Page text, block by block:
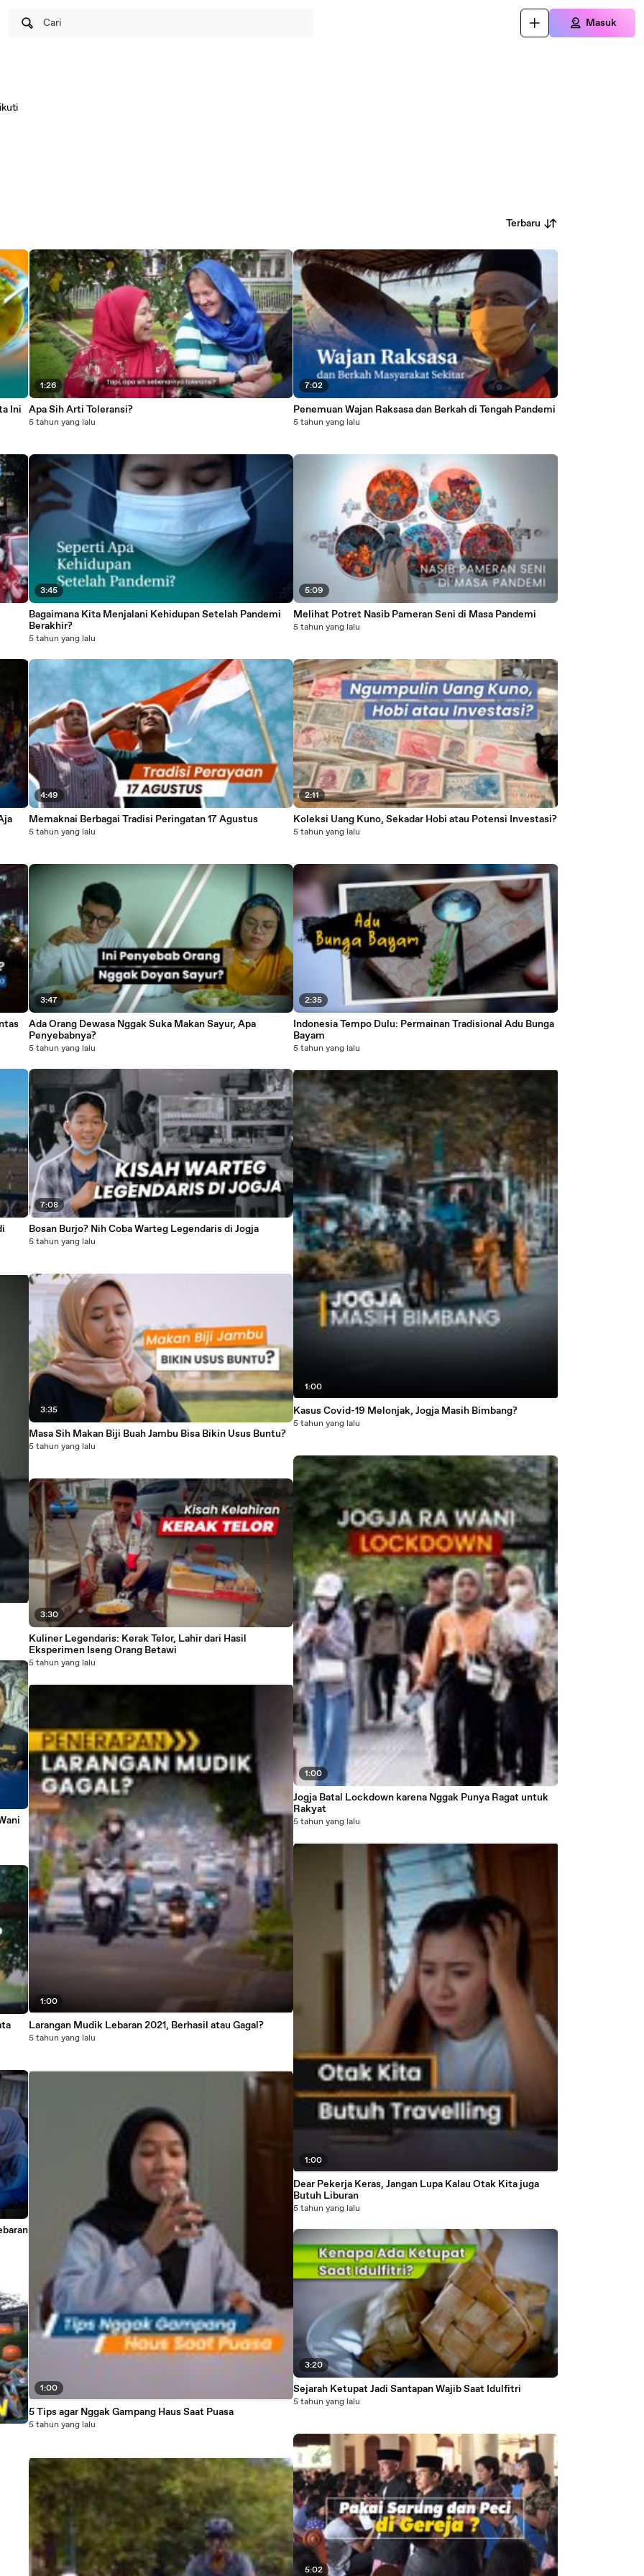
Cari Masuk
Terbaru
Ini
1:26
Apa Sih Arti Toleransi?
5 tahun yang lalu
3:45
Bagaimana Kita Menjalani Kehidupan Setelah Pandemi
Berakhir?
5 tahun yang lalu
4:49
Memaknai Berbagai Tradisi Peringatan 17 Agustus
5 tahun yang lalu
3:47
Ada Orang Dewasa Nggak Suka Makan Sayur, Apa
Penyebabnya?
5 tahun yang lalu
7:08
Bosan Burjo? Nih Coba Warteg Legendaris di Jogja
5 tahun yang lalu
3:35
Masa Sih Makan Biji Buah Jambu Bisa Bikin Usus Buntu?
5 tahun yang lalu
3:30
Kuliner Legendaris: Kerak Telor, Lahir dari Hasil
Eksperimen Iseng Orang Betawi
5 tahun yang lalu
1:00
Larangan Mudik Lebaran 2021, Berhasil atau Gagal?
5 tahun yang lalu
1:00
5 Tips agar Nggak Gampang Haus Saat Puasa
5 tahun yang lalu
7:02
Penemuan Wajan Raksasa dan Berkah di Tengah Pandemi
5 tahun yang lalu
5:09
Melihat Potret Nasib Pameran Seni di Masa Pandemi
5 tahun yang lalu
2:11
Koleksi Uang Kuno, Sekadar Hobi atau Potensi Investasi?
5 tahun yang lalu
2:35
Indonesia Tempo Dulu: Permainan Tradisional Adu Bunga
Bayam
5 tahun yang lalu
1:00
Kasus Covid-19 Melonjak, Jogja Masih Bimbang?
5 tahun yang lalu
1:00
Jogja Batal Lockdown karena Nggak Punya Ragat untuk
Rakyat
5 tahun yang lalu
1:00
Dear Pekerja Keras, Jangan Lupa Kalau Otak Kita juga
Butuh Liburan
5 tahun yang lalu
3:20
Sejarah Ketupat Jadi Santapan Wajib Saat Idulfitri
5 tahun yang lalu
5:02